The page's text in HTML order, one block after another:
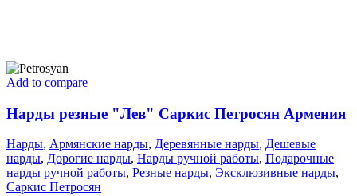
Add to compare
Нарды резные "Лев" Саркис Петросян Армения
Нарды, Армянские нарды, Деревянные нарды, Дешевые
нарды, Дорогие нарды, Нарды ручной работы, Подарочные
нарды ручной работы, Резные нарды, Эксклюзивные нарды,
Саркис Петросян